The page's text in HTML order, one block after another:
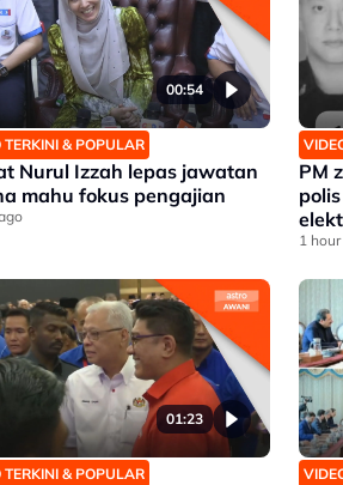
00:54
TERKINI & POPULAR
Nurul Izzah lepas jawatan
mahu fokus pengajian
PM
1
01:23
TERKINI & POPULAR